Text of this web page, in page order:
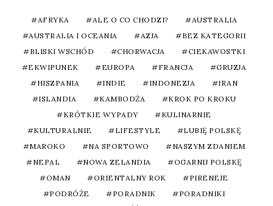
AFRYKA ALE O CO CHODZI?
AUSTRALIA
AUSTRALIA I OCEANIA
AZJA
BEZ KATEGORII
BLISKI WSCHÓD
CHORWACJA
CIEKAWOSTKI
EKWIPUNEK
EUROPA FRANCJA
GRUZJA
HISZPANIA
INDIE INDONEZJA
IRAN
ISLANDIA
KAMBODŻA
KROK PO KROKU
KRÓTKIE WYPADY
KULINARNIE
KULTURALNIE
LIFESTYLE
LUBIĘ POLSKĘ
MAROKO
NA SPORTOWO
NASZYM ZDANIEM
NEPAL
NOWA ZELANDIA
OGARNIJ POLSKĘ
OMAN
ORIENTALNY ROK
PIRENEJE
PODRÓŻE
PORADNIK
PORADNIKI